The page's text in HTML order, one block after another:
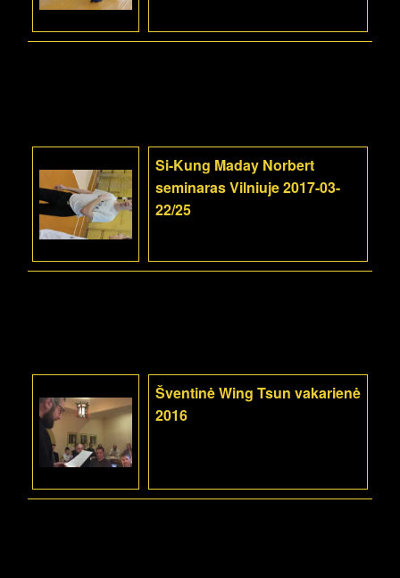
Si-Kung Maday Norbert
seminaras Vilniuje 2017-03-
22/25
Šventinė Wing Tsun vakarienė
2016